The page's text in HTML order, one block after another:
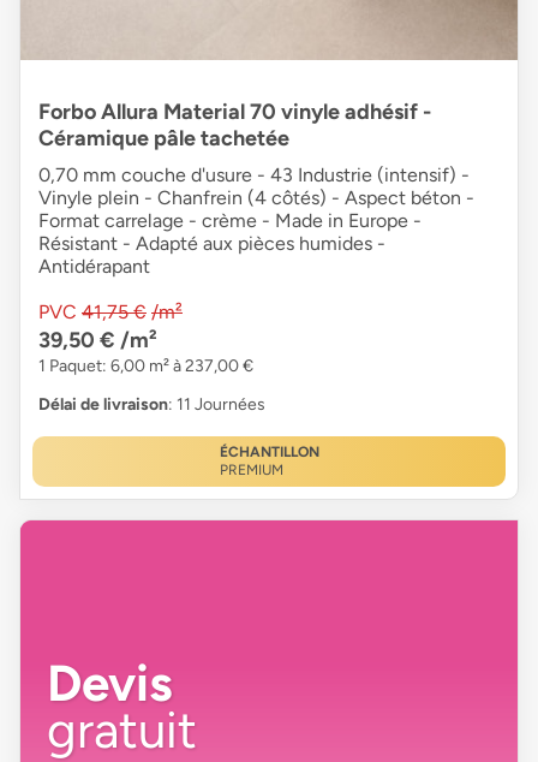
Forbo Allura Material 70 vinyle adhésif -
Céramique pâle tachetée
0,70 mm couche d'usure - 43 Industrie (intensif) -
Vinyle plein - Chanfrein (4 côtés) - Aspect béton -
Format carrelage - crème - Made in Europe -
Résistant - Adapté aux pièces humides -
Antidérapant
PVC 41,75 € /m²
39,50 € /m²
1 Paquet: 6,00 m² à 237,00 €
Délai de livraison: 11 Journées
ÉCHANTILLON
PREMIUM
Devis
gratuit